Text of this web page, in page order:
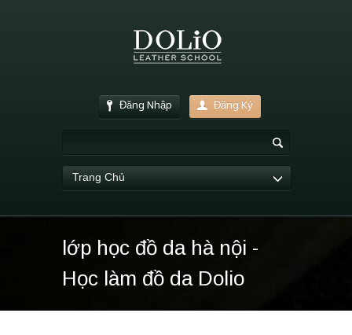
Đăng Nhập Đăng Ký
Trang Chủ
lớp học đồ da hà nội -
Học làm đồ da Dolio